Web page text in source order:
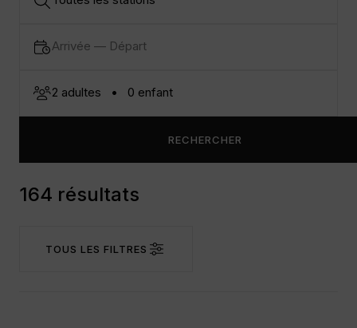
RECHERCHER
164 résultats
TOUS LES FILTRES